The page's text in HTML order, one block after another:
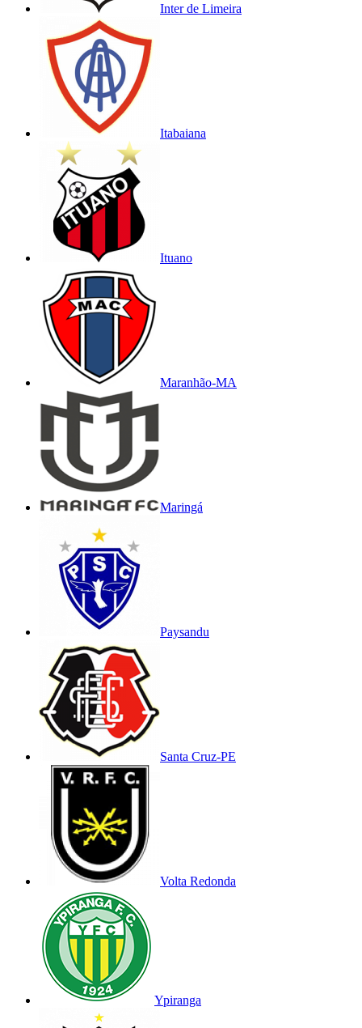
Inter de Limeira
Itabaiana
Ituano
Maranhão-MA
Maringá
Paysandu
Santa Cruz-PE
Volta Redonda
Ypiranga